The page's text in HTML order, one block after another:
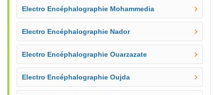
Electro Encéphalographie Mohammedia
Electro Encéphalographie Nador
Electro Encéphalographie Ouarzazate
Electro Encéphalographie Oujda